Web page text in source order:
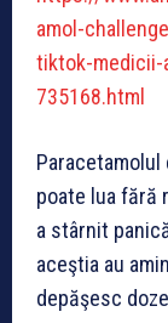
amol-
tiktok-medicii-
735168.html
poate lua fără
a stârnit
aceştia au
depăşesc